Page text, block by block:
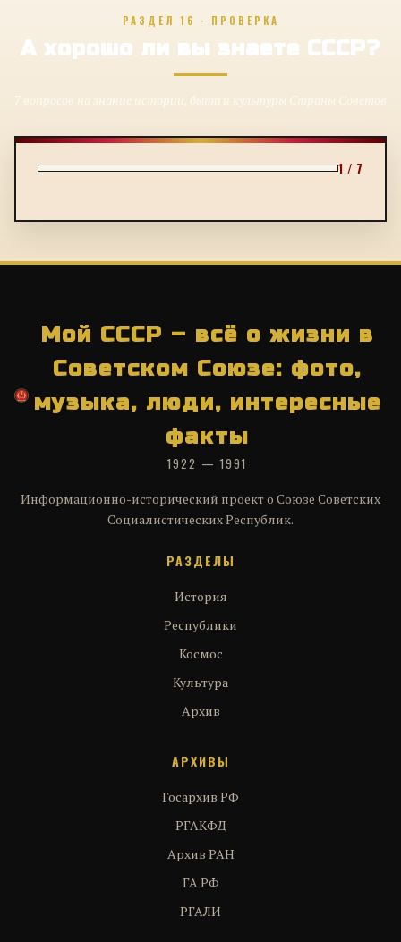
РАЗДЕЛ 16 · ПРОВЕРКА
А хорошо ли вы знаете СССР?
7 вопросов на знание истории, быта и культуры Страны Советов
1 / 7
Мой СССР – всё о жизни в
Советском Союзе: фото,
музыка, люди, интересные
факты
1922 — 1991
Информационно-исторический проект о Союзе Советских
Социалистических Республик.
РАЗДЕЛЫ
История
Республики
Космос
Культура
Архив
АРХИВЫ
Госархив РФ
РГАКФД
Архив РАН
ГА РФ
РГАЛИ